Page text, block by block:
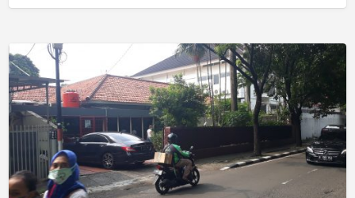
Kos
Rumahan
nyaman
dan
tenang…
di